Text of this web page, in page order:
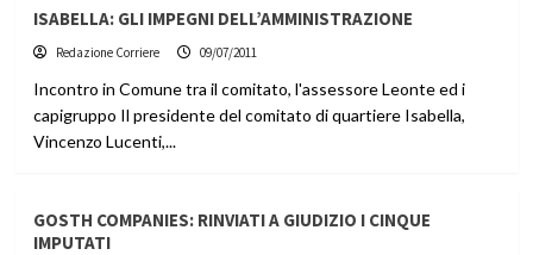
ISABELLA: GLI IMPEGNI DELL’AMMINISTRAZIONE
Redazione Corriere 09/07/2011
Incontro in Comune tra il comitato, l'assessore Leonte ed i
capigruppo Il presidente del comitato di quartiere Isabella,
Vincenzo Lucenti,...
GOSTH COMPANIES: RINVIATI A GIUDIZIO I CINQUE
IMPUTATI